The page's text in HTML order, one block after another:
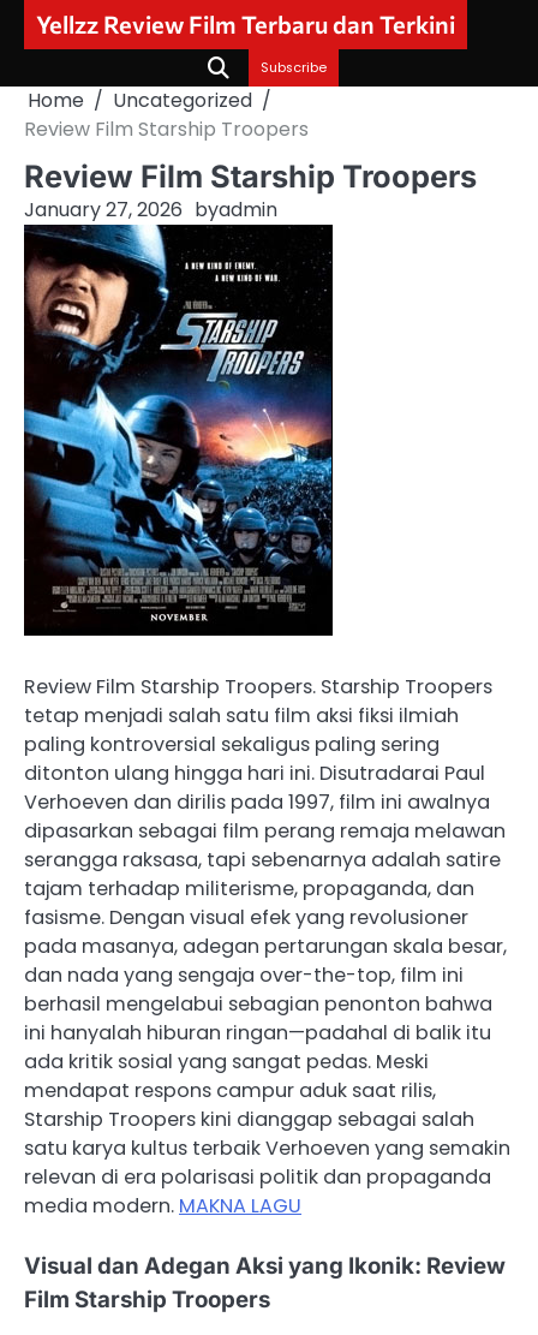
SkipYellzz Review Film Terbaru dan Terkini
Subscribe
Home
Uncategorized
Review Film Starship Troopers
Review Film Starship Troopers
January 27, 2026 byadmin
Review Film Starship Troopers. Starship Troopers
tetap menjadi salah satu film aksi fiksi ilmiah
paling kontroversial sekaligus paling sering
ditonton ulang hingga hari ini. Disutradarai Paul
Verhoeven dan dirilis pada 1997, film ini awalnya
dipasarkan sebagai film perang remaja melawan
serangga raksasa, tapi sebenarnya adalah satire
tajam terhadap militerisme, propaganda, dan
fasisme. Dengan visual efek yang revolusioner
pada masanya, adegan pertarungan skala besar,
dan nada yang sengaja over-the-top, film ini
berhasil mengelabui sebagian penonton bahwa
ini hanyalah hiburan ringan—padahal di balik itu
ada kritik sosial yang sangat pedas. Meski
mendapat respons campur aduk saat rilis,
Starship Troopers kini dianggap sebagai salah
satu karya kultus terbaik Verhoeven yang semakin
relevan di era polarisasi politik dan propaganda
media modern. MAKNA LAGU
Visual dan Adegan Aksi yang Ikonik: Review
Film Starship Troopers